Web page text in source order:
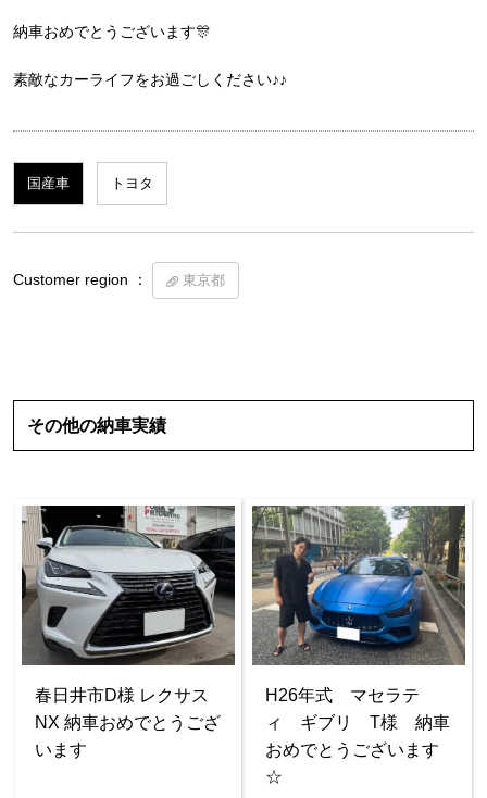
納車おめでとうございます🎊
素敵なカーライフをお過ごしください♪♪
国産車 トヨタ
Customer region ： 東京都
その他の納車実績
春日井市D様 レクサス
NX 納車おめでとうござ
います
H26年式 マセラテ
ィ ギブリ T様 納車
おめでとうございます
☆